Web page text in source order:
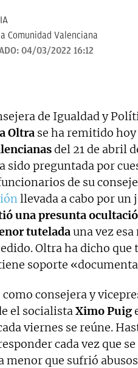
Comunidad Valenciana
04/03/2022 16:12
de Igualdad y
Oltra se ha remitido hoy
del 21 de abril
sido preguntada por
de su
llevada a cabo por un
una presunta
tuteladauna vez
Oltra ha dicho que
soporte
como consejera y
el socialistaXimo Puig
viernes se reúne.
cada vez que se
menor que sufrió